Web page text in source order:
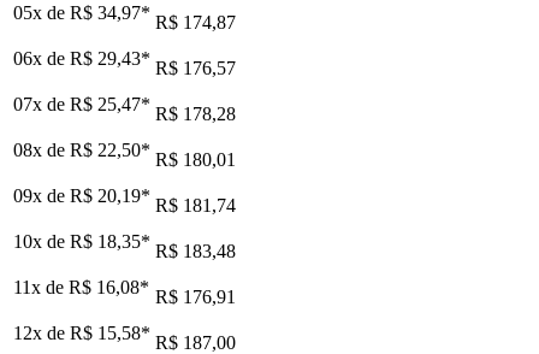
05x de R$ 34,97* R$ 174,87
06x de R$ 29,43* R$ 176,57
07x de R$ 25,47* R$ 178,28
08x de R$ 22,50* R$ 180,01
09x de R$ 20,19* R$ 181,74
10x de R$ 18,35* R$ 183,48
11x de R$ 16,08* R$ 176,91
12x de R$ 15,58* R$ 187,00